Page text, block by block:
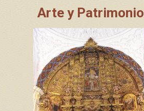
Arte y Patrimonio